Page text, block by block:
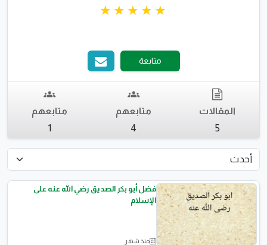
متابعة
المقالات
5
متابعهم
4
متابعهم
1
فضل أبو بكر الصديق رضي الله عنه على
الإسلام
منذ شهر